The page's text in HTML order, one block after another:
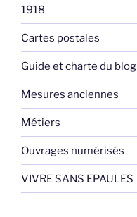
1918
Cartes postales
Guide et charte du blog
Mesures anciennes
Métiers
Ouvrages numérisés
VIVRE SANS EPAULES